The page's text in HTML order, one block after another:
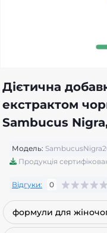
Дієтична
екстрактом
Sambucus
Модель:
Продукція
Відгуки: 0
формули для